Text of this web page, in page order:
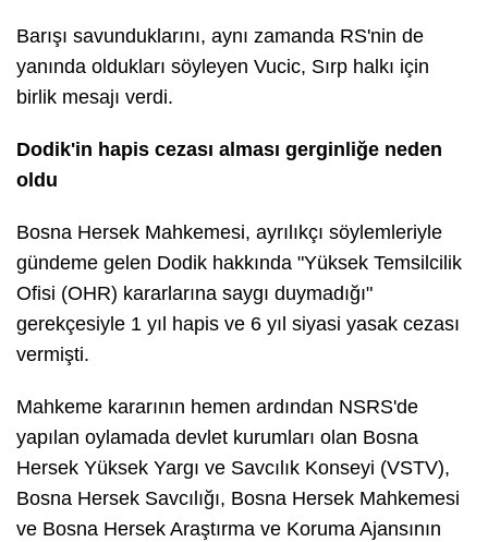
Barışı savunduklarını, aynı zamanda RS'nin de
yanında oldukları söyleyen Vucic, Sırp halkı için
birlik mesajı verdi.
Dodik'in hapis cezası alması gerginliğe neden
oldu
Bosna Hersek Mahkemesi, ayrılıkçı söylemleriyle
gündeme gelen Dodik hakkında "Yüksek Temsilcilik
Ofisi (OHR) kararlarına saygı duymadığı"
gerekçesiyle 1 yıl hapis ve 6 yıl siyasi yasak cezası
vermişti.
Mahkeme kararının hemen ardından NSRS'de
yapılan oylamada devlet kurumları olan Bosna
Hersek Yüksek Yargı ve Savcılık Konseyi (VSTV),
Bosna Hersek Savcılığı, Bosna Hersek Mahkemesi
ve Bosna Hersek Araştırma ve Koruma Ajansının